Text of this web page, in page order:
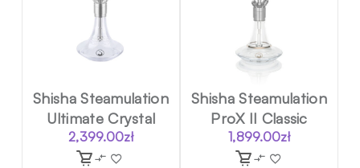
Shisha Steamulation
Ultimate Crystal
2,399.00zł
Shisha Steamulation
ProX II Classic
1,899.00zł